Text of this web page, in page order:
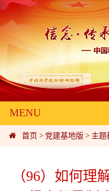
MENU
首页 > 党建基地版 > 主题
（96）如何理